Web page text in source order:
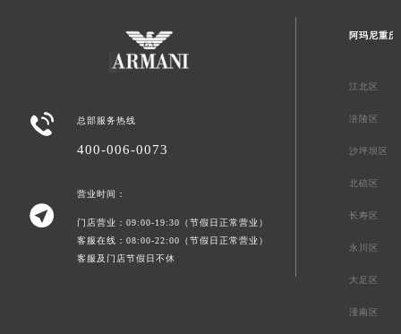
 总部服务热线
400-006-0073

营业时间：
门店营业：09:00-19:30（节假日正常营业）
客服在线：08:00-22:00（节假日正常营业）
客服及门店节假日不休
阿玛尼重
江北区
涪陵区
沙坪坝区
北碚区
长寿区
永川区
大足区
潼南区